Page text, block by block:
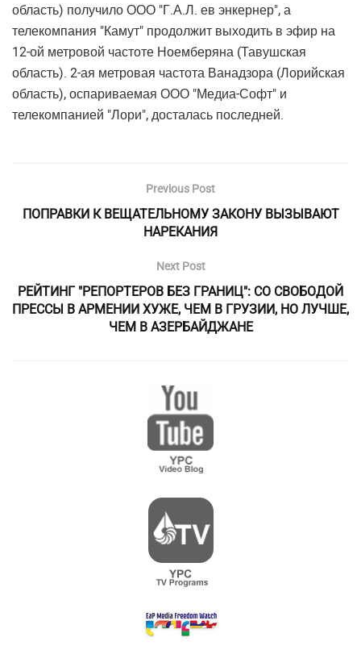
область) получило ООО "Г.А.Л. ев энкернер", а
телекомпания "Камут" продолжит выходить в эфир на
12-ой метровой частоте Ноемберяна (Тавушская
область). 2-ая метровая частота Ванадзора (Лорийская
область), оспариваемая ООО "Медиа-Софт" и
телекомпанией "Лори", досталась последней.
Previous Post
ПОПРАВКИ К ВЕЩАТЕЛЬНОМУ ЗАКОНУ ВЫЗЫВАЮТ
НАРЕКАНИЯ
Next Post
РЕЙТИНГ "РЕПОРТЕРОВ БЕЗ ГРАНИЦ": СО СВОБОДОЙ
ПРЕССЫ В АРМЕНИИ ХУЖЕ, ЧЕМ В ГРУЗИИ, НО ЛУЧШЕ,
ЧЕМ В АЗЕРБАЙДЖАНЕ